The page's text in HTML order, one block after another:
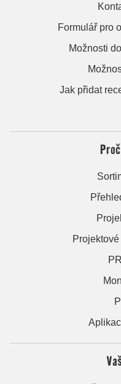
Formulář pro
Možnosti
Jak přidat